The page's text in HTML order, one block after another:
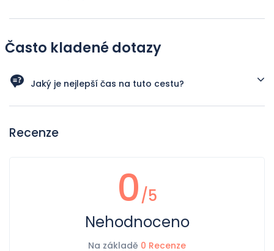
Často kladené dotazy
Jaký je nejlepší čas na tuto cestu?
Nejlepší doba pro tuto cestu je od listopadu do dubna.
pro objevování historických míst, kulturních památek a
Recenze
0/5
Nehodnoceno
Na základě 0 Recenze